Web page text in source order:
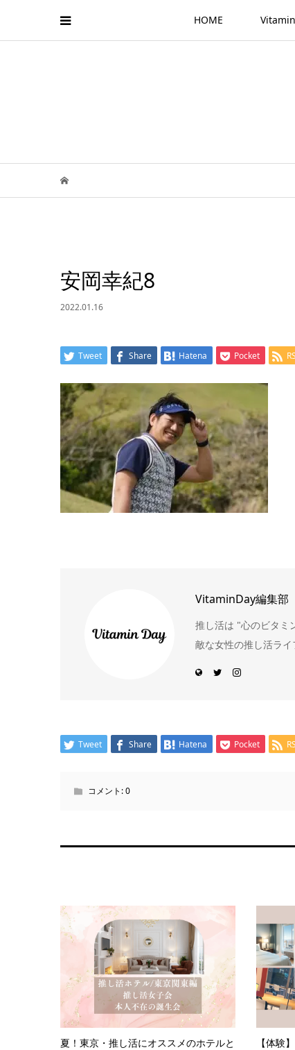
HOME
安岡幸紀8
2022.01.16
Tweet Share Hatena Pocket
VitaminDay編集部
推し活は "心のビタミ
敵な女性の推し活ライ
Tweet Share Hatena Pocket
コメント:0
夏！東京・推し活にオススメのホテルと
【体験